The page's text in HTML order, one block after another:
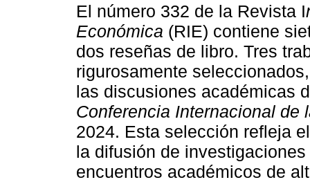
El número 332 de la Revista I
Económica (RIE) contiene
dos reseñas de libro. Tres
rigurosamente
las discusiones académicas
Conferencia Internacional de
2024. Esta selección refleja
la difusión de
encuentros académicos de